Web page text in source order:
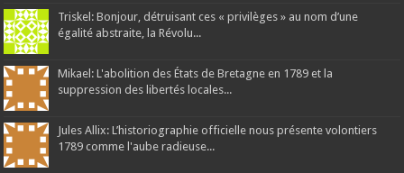
Triskel: Bonjour, détruisant ces « privilèges » au nom d’une
égalité abstraite, la Révolu...
Mikael: L'abolition des États de Bretagne en 1789 et la
suppression des libertés locales...
Jules Allix: L’historiographie officielle nous présente volontiers
1789 comme l'aube radieuse...